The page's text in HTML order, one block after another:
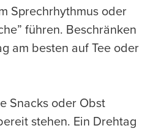
Sprechrhythmus oder
führen. Beschränken
am besten auf Tee oder
Snacks oder Obst
stehen. Ein Drehtag